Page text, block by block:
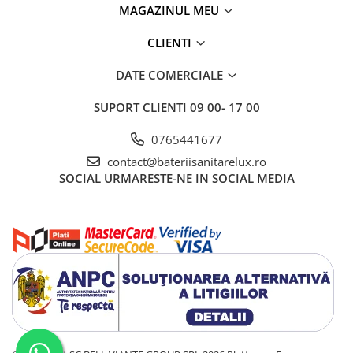
MAGAZINUL MEU
CLIENTI
DATE COMERCIALE
SUPORT CLIENTI 09 00- 17 00
0765441677
contact@bateriisanitarelux.ro
SOCIAL URMARESTE-NE IN SOCIAL MEDIA